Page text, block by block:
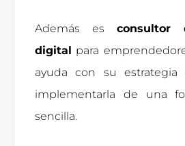
Además es consultor
digital para
ayuda con su
implementarla de una
sencilla.